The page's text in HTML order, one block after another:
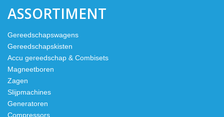
ASSORTIMENT
Gereedschapswagens
Gereedschapskisten
Accu gereedschap & Combisets
Magneetboren
Zagen
Slijpmachines
Generatoren
Compressors